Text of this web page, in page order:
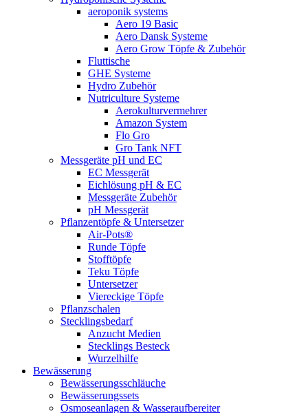
aeroponik systems
Aero 19 Basic
Aero Dansk Systeme
Aero Grow Töpfe & Zubehör
Fluttische
GHE Systeme
Hydro Zubehör
Nutriculture Systeme
Aerokulturvermehrer
Amazon System
Flo Gro
Gro Tank NFT
Messgeräte pH und EC
EC Messgerät
Eichlösung pH & EC
Messgeräte Zubehör
pH Messgerät
Pflanzentöpfe & Untersetzer
Air-Pots®
Runde Töpfe
Stofftöpfe
Teku Töpfe
Untersetzer
Viereckige Töpfe
Pflanzschalen
Stecklingsbedarf
Anzucht Medien
Stecklings Besteck
Wurzelhilfe
Bewässerung
Bewässerungsschläuche
Bewässerungssets
Osmoseanlagen & Wasseraufbereiter